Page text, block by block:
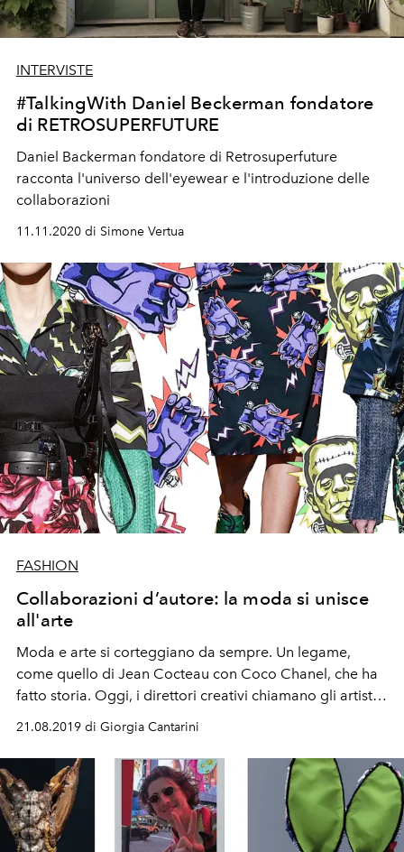
INTERVISTE
#TalkingWith Daniel Beckerman fondatore
di RETROSUPERFUTURE
Daniel Backerman fondatore di Retrosuperfuture
racconta l'universo dell'eyewear e l'introduzione delle
collaborazioni
11.11.2020 di Simone Vertua
FASHION
Collaborazioni d’autore: la moda si unisce
all'arte
Moda e arte si corteggiano da sempre. Un legame,
come quello di Jean Cocteau con Coco Chanel, che ha
fatto storia. Oggi, i direttori creativi chiamano gli artisti
società con la loro lente speciale
21.08.2019 di Giorgia Cantarini